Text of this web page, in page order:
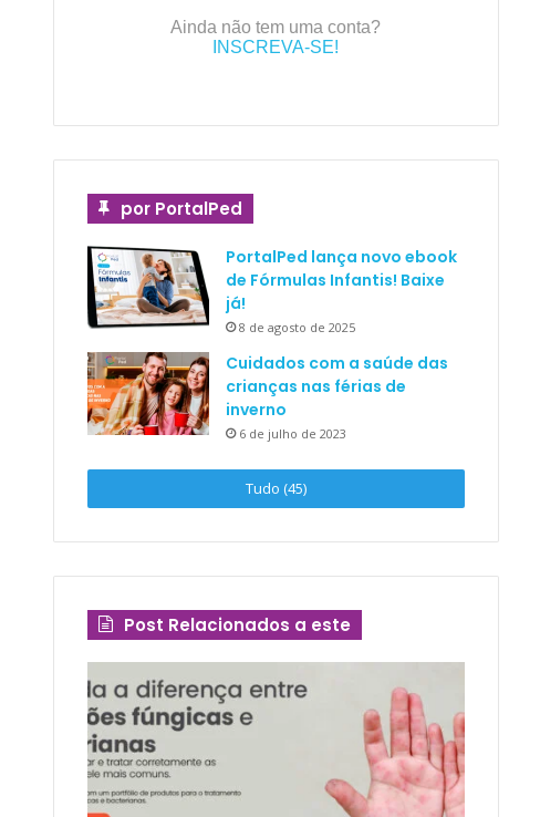
Ainda não tem uma conta?
INSCREVA-SE!
por PortalPed
PortalPed lança novo ebook
de Fórmulas Infantis! Baixe
já!
8 de agosto de 2025
Cuidados com a saúde das
crianças nas férias de
inverno
6 de julho de 2023
Tudo (45)
Post Relacionados a este